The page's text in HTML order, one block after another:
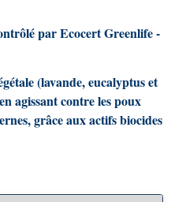
par Ecocert Greenlife -
(lavande, eucalyptus et
agissant contre les poux
grâce aux actifs biocides